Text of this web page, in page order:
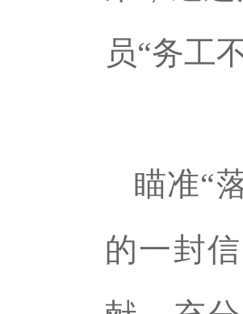
员“务工
瞄准“
的一封